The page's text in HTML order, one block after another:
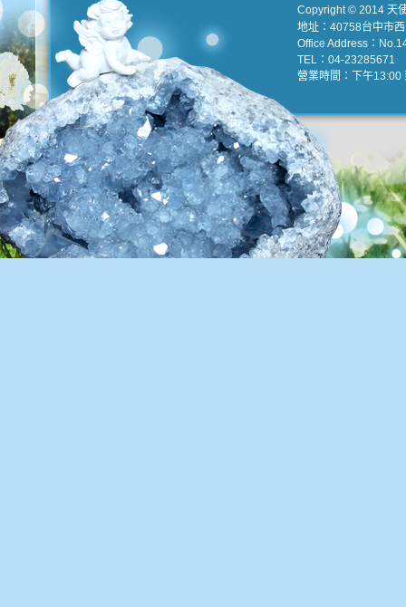
Copyright © 2014 天
地址：40758台中市
Office Address：
TEL：04-23285671
營業時間：下午13:00